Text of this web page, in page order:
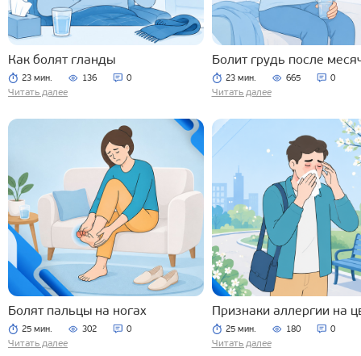
Как болят гланды
23 мин. 136 0
Читать далее
Болит грудь после
23 мин. 665 0
Читать далее
Болят пальцы на ногах
25 мин. 302 0
Читать далее
Признаки аллергии на
25 мин. 180 0
Читать далее